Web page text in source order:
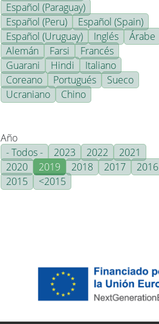
Español (Paraguay)
Español (Peru)
Español (Spain)
Español (Uruguay)
Inglés
Árabe
Alemán
Farsi
Francés
Guarani
Hindi
Italiano
Coreano
Portugués
Sueco
Ucraniano
Chino
Año
- Todos -
2023 2022
2021
2020
2019 2018 2017
2016
2015
<2015